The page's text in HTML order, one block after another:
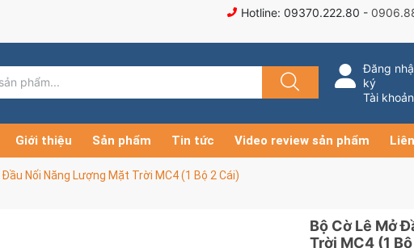
Hotline: 09370.222.80 -
Đăng
ký
Tài
Giới thiệu Sản phẩm Tin tức Video review sản phẩm
Nối Năng Lượng Mặt Trời MC4 (1 Bộ 2 Cái)
Bộ Cờ Lê Mở
Trời MC4 (1